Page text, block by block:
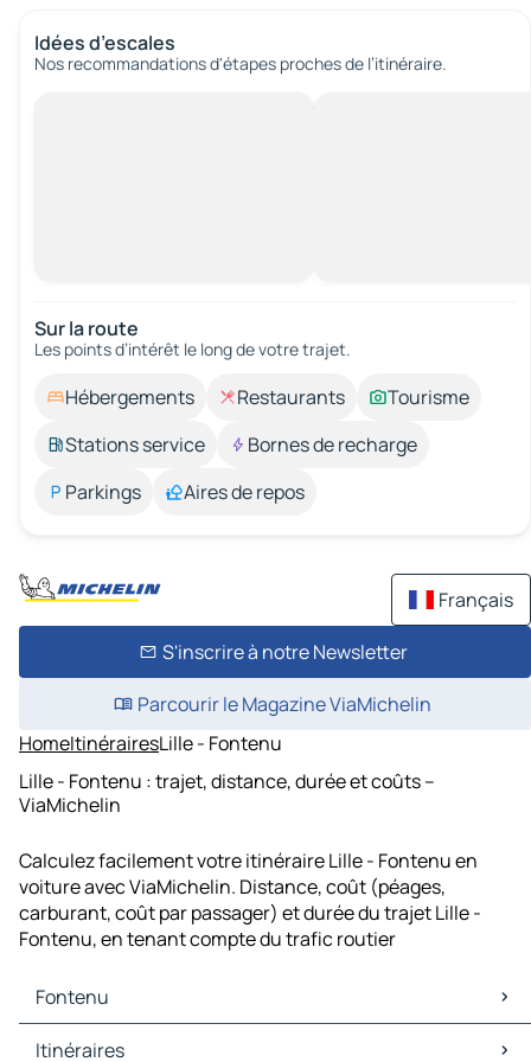
Idées d’escales
Nos recommandations d'étapes proches de l’itinéraire.
Sur la route
Les points d’intérêt le long de votre trajet.
Hébergements Restaurants
Tourisme
Stations service
Bornes de recharge
Parkings
Aires de repos
Français
S'inscrire à notre Newsletter
Parcourir le Magazine ViaMichelin
HomeItinérairesLille - Fontenu
Lille - Fontenu : trajet, distance, durée et coûts –
ViaMichelin
Calculez facilement votre itinéraire Lille - Fontenu en
voiture avec ViaMichelin. Distance, coût (péages,
carburant, coût par passager) et durée du trajet Lille -
Fontenu, en tenant compte du trafic routier
Fontenu
Fontenu Cartes et plans
Itinéraires